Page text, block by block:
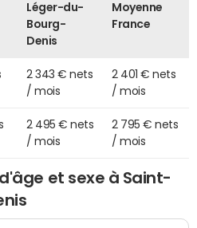
Léger-du-
Bourg-
Denis
Moyenne
France
2 343 € nets
/ mois
2 401 € nets
/ mois
2 495 € nets
/ mois
2 795 € nets
/ mois
et sexe à Saint-